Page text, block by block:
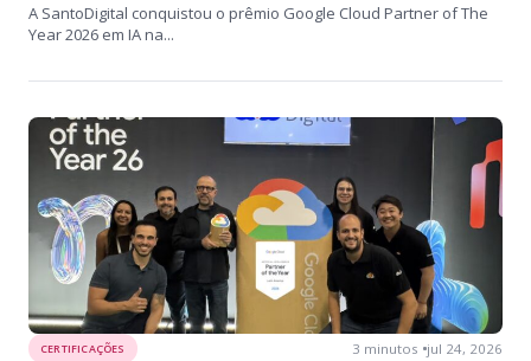
A SantoDigital conquistou o prêmio Google Cloud Partner of The
Year 2026 em IA na...
CERTIFICAÇÕES 3 minutos jul 24, 2026